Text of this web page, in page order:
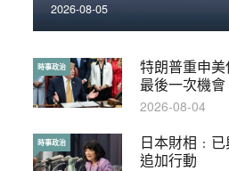
2026-08-05
特朗普重申
最後一次機會
時事政治
2026-08-04
日本財相﹕
追加行動
時事政治
2019-11-01
【輕百科】
輕百科
2017-10-17
【輕盤點】
覽8月示威活動
輕盤點